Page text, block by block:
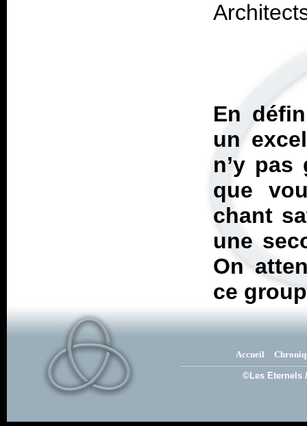
En
un
n’y pas
que
chant
une
On
ce
Accueil
©Les Eternels